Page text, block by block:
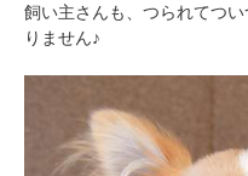
飼い主さんも、つられてつ
りません♪